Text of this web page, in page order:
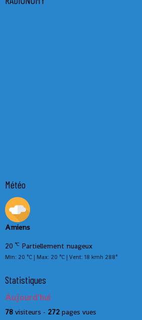
Météo
Amiens
20 °C Partiellement nuageux
Min: 20 °C | Max: 20 °C | Vent: 18 kmh 288°
Statistiques
Aujourd'hui
78 visiteurs - 272 pages vues